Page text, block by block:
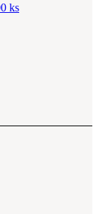
ks